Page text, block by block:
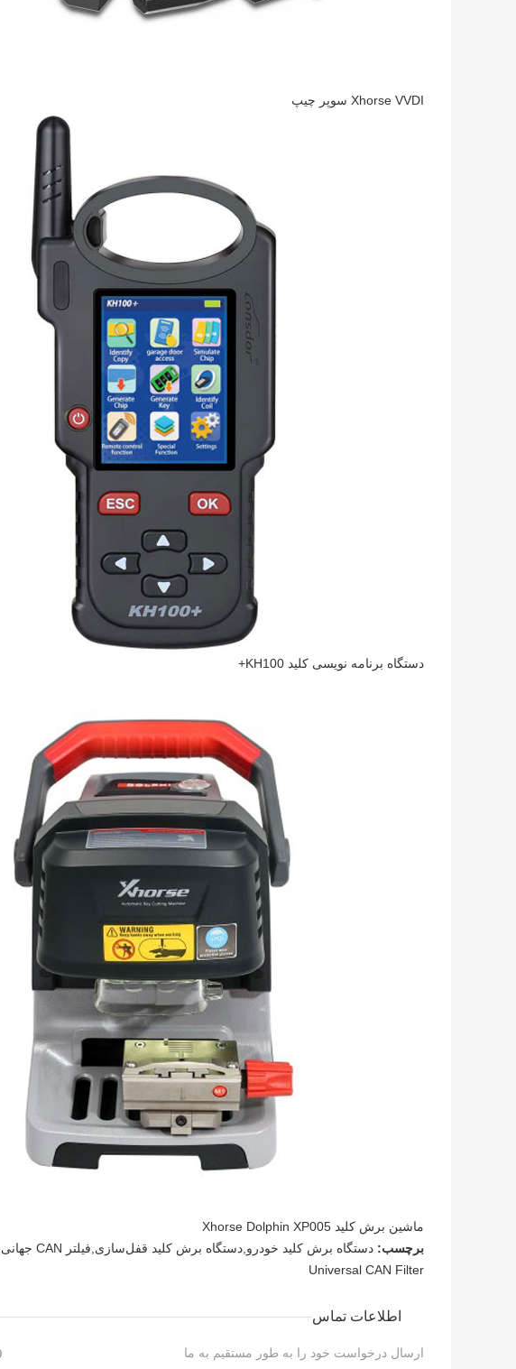
Xhorse VVDI سوپر چیپ
دستگاه برنامه نویسی کلید KH100+
ماشین برش کلید Xhorse Dolphin XP005
برچسب: دستگاه برش کلید خودرو,دستگاه برش کلید قفل‌سازی,فیلتر CAN جهانی
Universal CAN Filter
اطلاعات تماس
ارسال درخواست خود را به طور مستقیم به ما